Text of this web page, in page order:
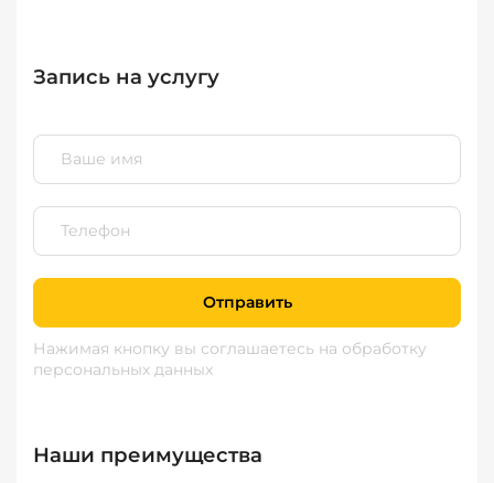
Запись на услугу
Отправить
Нажимая кнопку вы соглашаетесь на обработку
персональных данных
Наши преимущества